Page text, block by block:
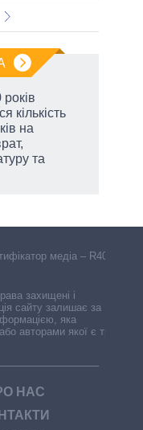
кількість
на
та
медіа – R40-
захищені і
сайту залишає за
яка
авторами якої є треті
НАС